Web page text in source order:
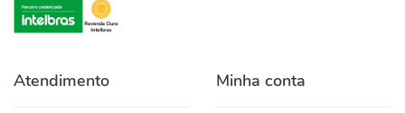
Atendimento Minha conta